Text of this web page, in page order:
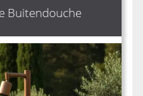
Buitendouche